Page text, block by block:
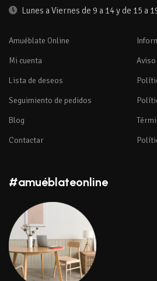
Lunes a Viernes de 9 a 14 y de 15 a
Amuéblate Online
Mi cuenta
Lista de deseos
Seguimiento de pedidos
Blog
Contactar
#amuéblateonline